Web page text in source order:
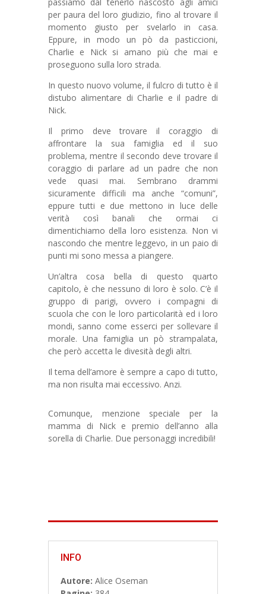
per paura del loro giudizio, fino al trovare il
momento giusto per svelarlo in casa.
Eppure, in modo un pò da pasticcioni,
Charlie e Nick si amano più che mai e
proseguono sulla loro strada.
In questo nuovo volume, il fulcro di tutto è il
distubo alimentare di Charlie e il padre di
Nick.
Il primo deve trovare il coraggio di
affrontare la sua famiglia ed il suo
problema, mentre il secondo deve trovare il
coraggio di parlare ad un padre che non
vede quasi mai. Sembrano drammi
sicuramente difficili ma anche “comuni”,
eppure tutti e due mettono in luce delle
verità così banali che ormai ci
dimentichiamo della loro esistenza. Non vi
nascondo che mentre leggevo, in un paio di
punti mi sono messa a piangere.
Un’altra cosa bella di questo quarto
capitolo, è che nessuno di loro è solo. C’è il
gruppo di parigi, ovvero i compagni di
scuola che con le loro particolarità ed i loro
mondi, sanno come esserci per sollevare il
morale. Una famiglia un pò strampalata,
che però accetta le divesità degli altri.
Il tema dell’amore è sempre a capo di tutto,
ma non risulta mai eccessivo. Anzi.
Comunque, menzione speciale per la
mamma di Nick e premio dell’anno alla
sorella di Charlie. Due personaggi incredibili!
INFO
Autore: Alice Oseman